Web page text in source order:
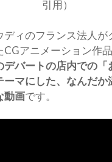
引用）
ディのフランス法人が
CGアニメーション作
デバートの店内での「
ーマにした、なんだ
動画です。